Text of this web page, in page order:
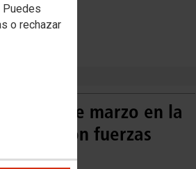
o rechazar
nuevo 8 de marzo en la
CCOO, con fuerzas